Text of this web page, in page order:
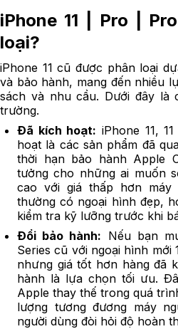
iPhone 11 | Pro |
loại?
iPhone 11 cũ được phân loại
và bảo hành, mang đến nhiều
sách và nhu cầu. Dưới đây là
trường.
Đã kích hoạt: iPhone 11,
hoạt là các sản phẩm đã
thời hạn bảo hành Apple
tưởng cho những ai muốn
cao với giá thấp hơn máy
thường có ngoại hình đẹp,
kiểm tra kỹ lưỡng trước khi
Đổi bảo hành: Nếu bạn
Series cũ với ngoại hình mới
nhưng giá tốt hơn hàng đã
hành là lựa chọn tối ưu.
Apple thay thế trong quá
lượng tương đương máy
người dùng đòi hỏi độ hoàn